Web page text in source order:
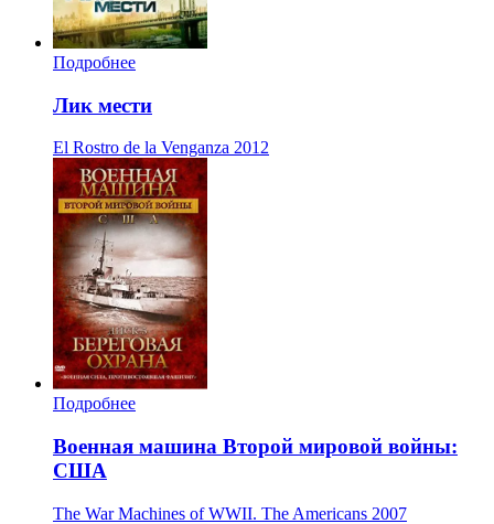
Подробнее
Лик мести
El Rostro de la Venganza 2012
Подробнее
Военная машина Второй мировой войны:
США
The War Machines of WWII. The Americans 2007